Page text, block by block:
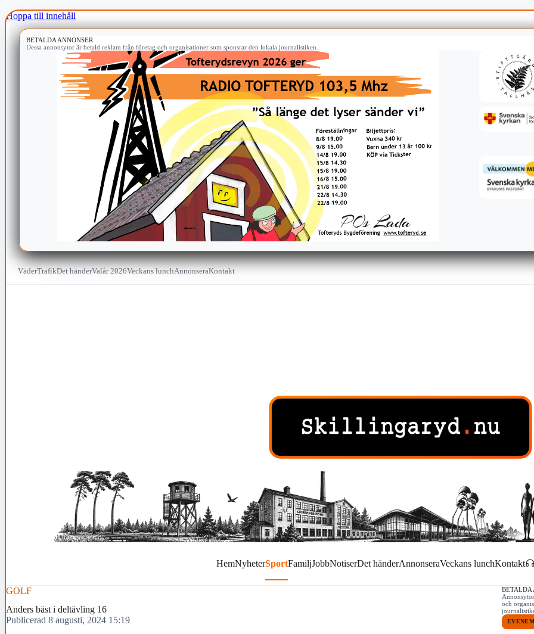
Hoppa till innehåll
BETALDA ANNONSER
Dessa annonsytor är betald reklam från företag och organisationer som sponsrar den lokala journalistiken.
VäderTrafikDet händerValår 2026Veckans lunchAnnonseraKontakt
HemNyheterSportFamiljJobbNotiserDet händerAnnonseraVeckans lunchKontakt
GOLF
Anders bäst i deltävling 16
Publicerad 8 augusti, 2024 15:19
BETALDA
och